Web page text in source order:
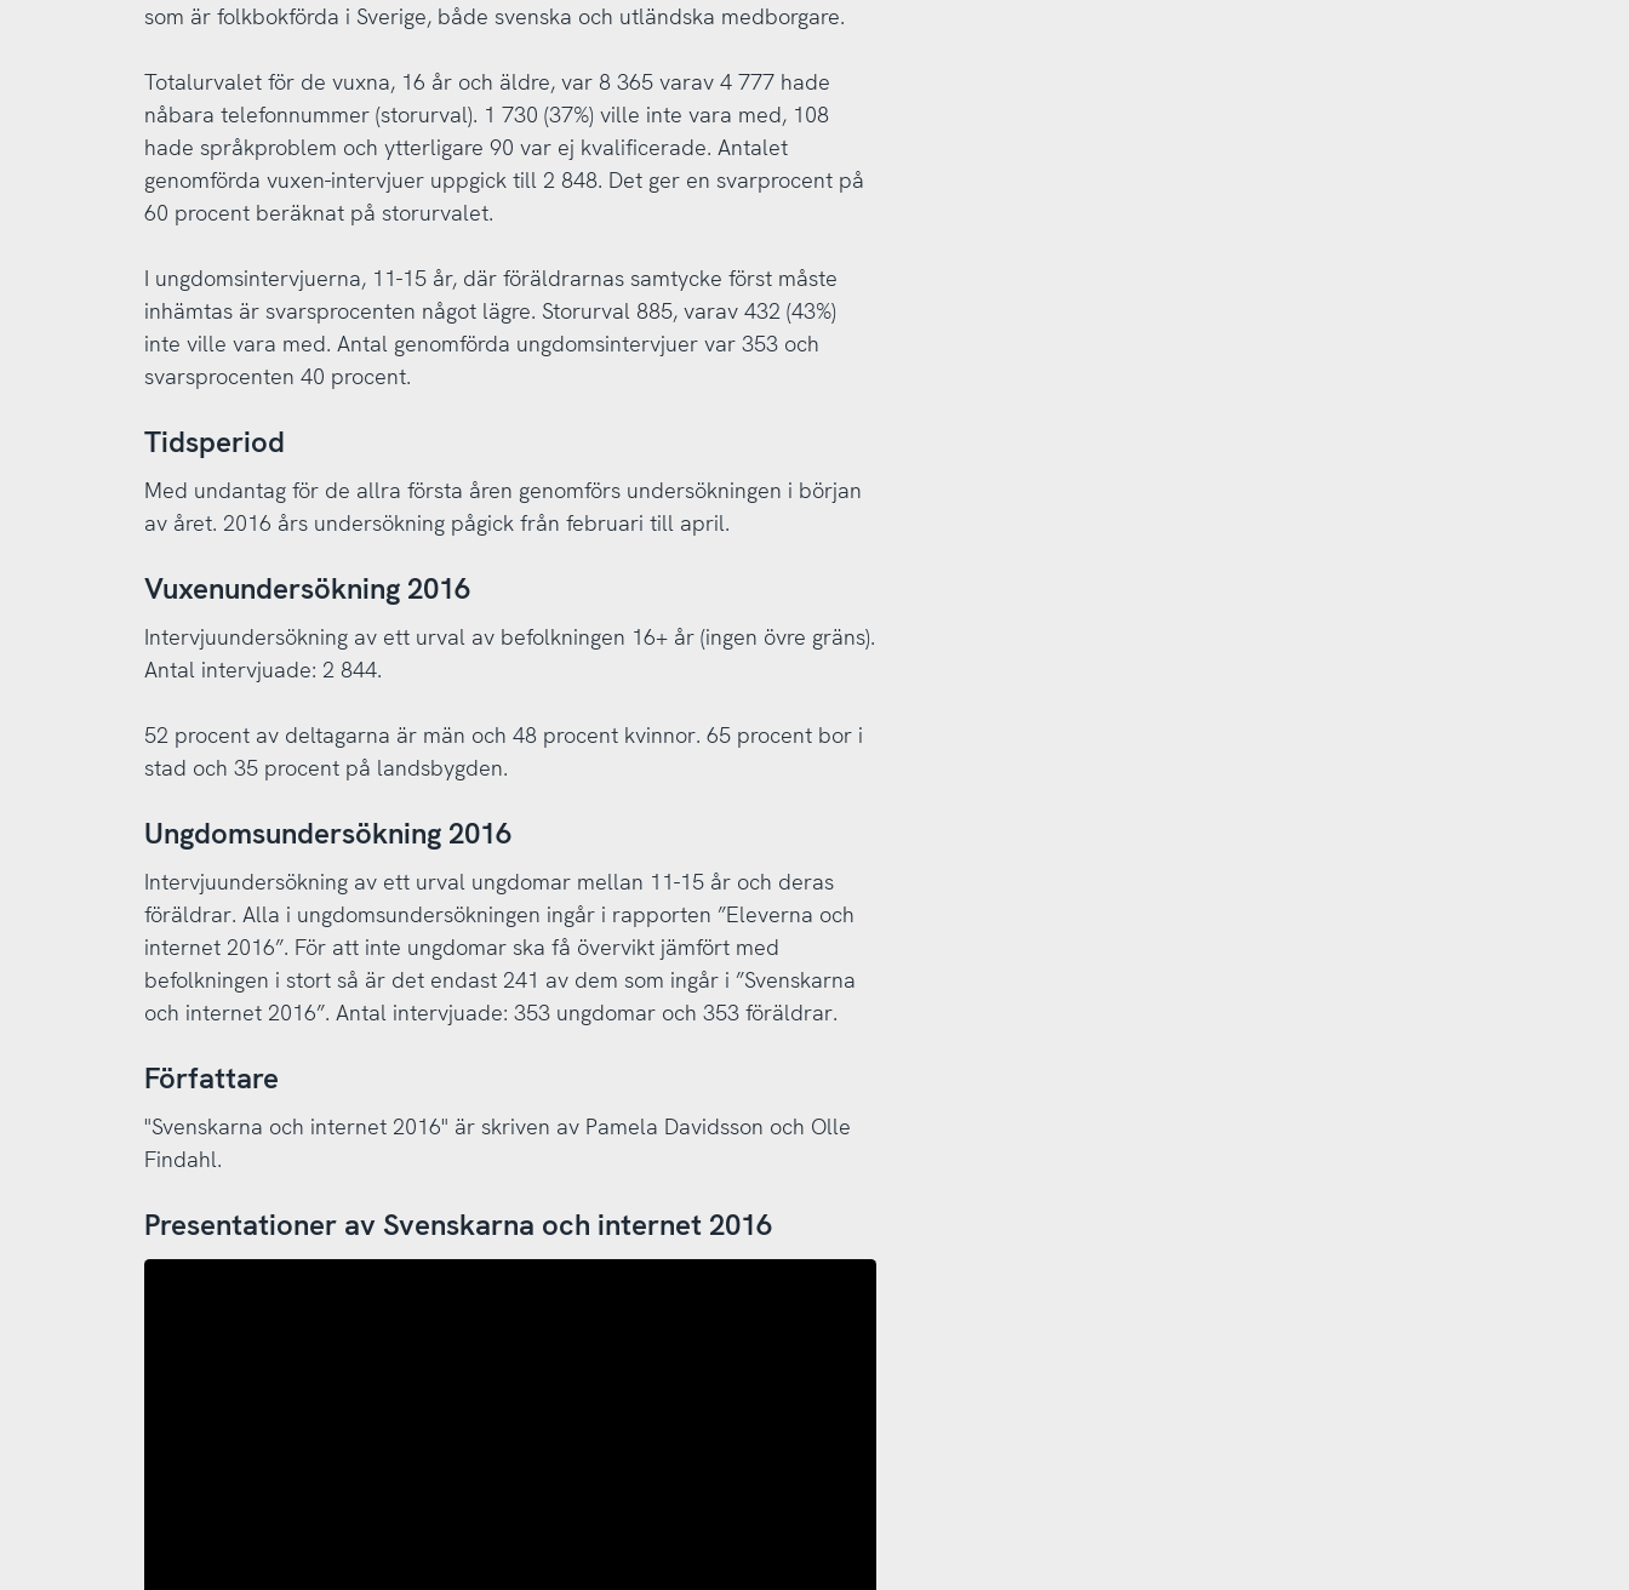
som är folkbokförda i Sverige, både svenska och utländska medborgare.
Totalurvalet för de vuxna, 16 år och äldre, var 8 365 varav 4 777 hade
nåbara telefonnummer (storurval). 1 730 (37%) ville inte vara med, 108
hade språkproblem och ytterligare 90 var ej kvalificerade. Antalet
genomförda vuxen-intervjuer uppgick till 2 848. Det ger en svarprocent på
60 procent beräknat på storurvalet.
I ungdomsintervjuerna, 11-15 år, där föräldrarnas samtycke först måste
inhämtas är svarsprocenten något lägre. Storurval 885, varav 432 (43%)
inte ville vara med. Antal genomförda ungdomsintervjuer var 353 och
svarsprocenten 40 procent.
Tidsperiod
Med undantag för de allra första åren genomförs undersökningen i början
av året. 2016 års undersökning pågick från februari till april.
Vuxenundersökning 2016
Intervjuundersökning av ett urval av befolkningen 16+ år (ingen övre gräns).
Antal intervjuade: 2 844.
52 procent av deltagarna är män och 48 procent kvinnor. 65 procent bor i
stad och 35 procent på landsbygden.
Ungdomsundersökning 2016
Intervjuundersökning av ett urval ungdomar mellan 11-15 år och deras
föräldrar. Alla i ungdomsundersökningen ingår i rapporten ”Eleverna och
internet 2016”. För att inte ungdomar ska få övervikt jämfört med
befolkningen i stort så är det endast 241 av dem som ingår i ”Svenskarna
och internet 2016”. Antal intervjuade: 353 ungdomar och 353 föräldrar.
Författare
"Svenskarna och internet 2016" är skriven av Pamela Davidsson och Olle
Findahl.
Presentationer av Svenskarna och internet 2016